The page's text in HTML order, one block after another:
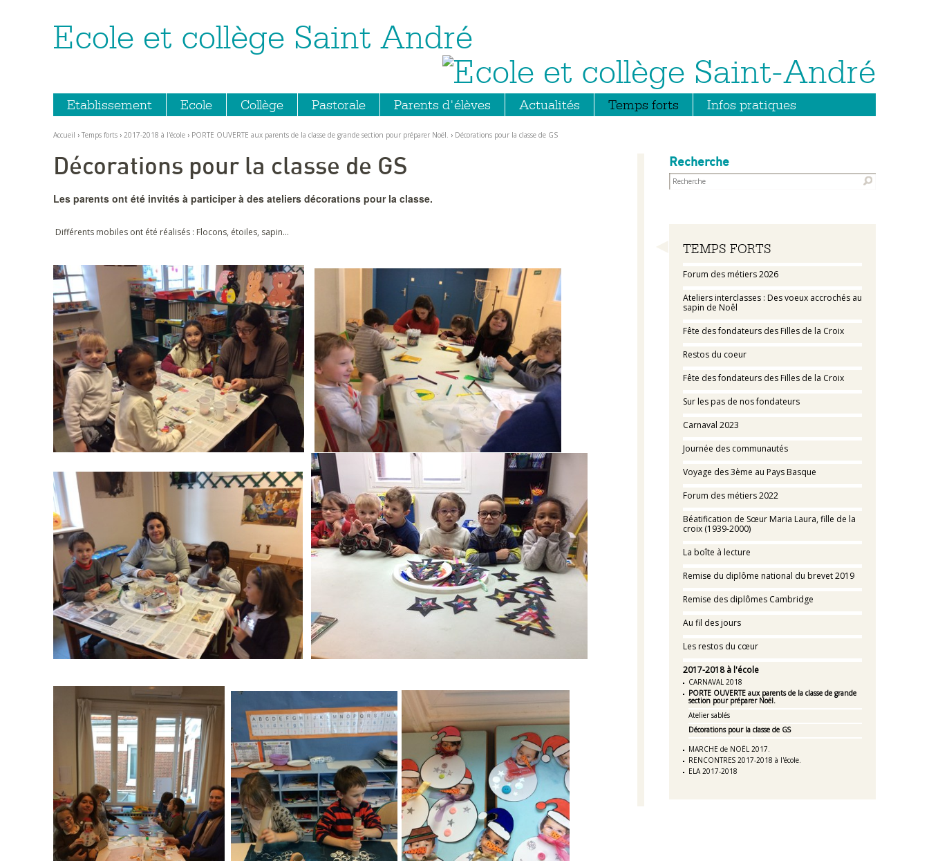
Aller
au
contenu.
navigation
Outils
personnels
Ecole et collège Saint André
Etablissement Ecole Collège Pastorale Parents d'élèves Actualités Temps forts Infos pratiques
Accueil › Temps forts › 2017-2018 à l'école › PORTE OUVERTE aux parents de la classe de grande section pour préparer Noël. › Décorations pour la classe de GS
Recherche
Navigation
TEMPS FORTS
Forum des métiers 2026
Ateliers interclasses : Des voeux accrochés au
sapin de Noêl
Fête des fondateurs des Filles de la Croix
Restos du coeur
Fête des fondateurs des Filles de la Croix
Sur les pas de nos fondateurs
Carnaval 2023
Journée des communautés
Voyage des 3ème au Pays Basque
Forum des métiers 2022
Béatification de Sœur Maria Laura, fille de la
croix (1939-2000)
La boîte à lecture
Remise du diplôme national du brevet 2019
Remise des diplômes Cambridge
Au fil des jours
Les restos du cœur
2017-2018 à l'école
CARNAVAL 2018
PORTE OUVERTE aux parents de la classe de grande
section pour préparer Noël.
Atelier sablés
Décorations pour la classe de GS
MARCHE de NOËL 2017.
RENCONTRES 2017-2018 à l'école.
ELA 2017-2018
Décorations pour la classe de GS
Les parents ont été invités à participer à des ateliers décorations pour la classe.
Différents mobiles ont été réalisés : Flocons, étoiles, sapin…